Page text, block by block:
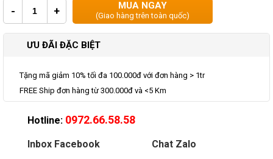
- + MUA NGAY
(Giao hàng trên toàn quốc)
ƯU ĐÃI ĐẶC BIỆT
Tặng mã giảm 10% tối đa 100.000đ với đơn hàng > 1tr
FREE Ship đơn hàng từ 300.000đ và <5 Km
Hotline: 0972.66.58.58
Inbox Facebook Chat Zalo